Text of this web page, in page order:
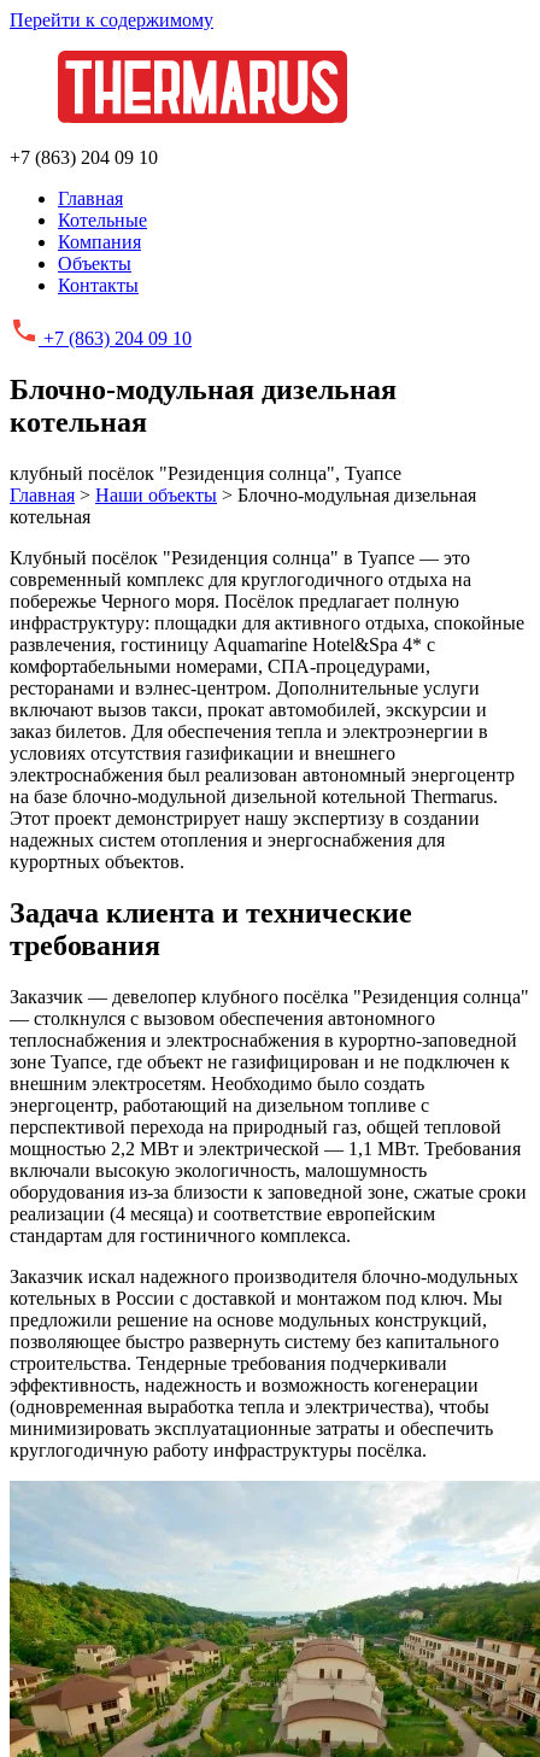
Перейти к содержимому
+7 (863) 204 09 10
Главная
Котельные
Компания
Объекты
Контакты
+7 (863) 204 09 10
Блочно-модульная дизельная
котельная
клубный посёлок "Резиденция солнца", Туапсе
Главная > Наши объекты > Блочно-модульная дизельная
котельная
Клубный посёлок "Резиденция солнца" в Туапсе — это
современный комплекс для круглогодичного отдыха на
побережье Черного моря. Посёлок предлагает полную
инфраструктуру: площадки для активного отдыха, спокойные
развлечения, гостиницу Aquamarine Hotel&Spa 4* с
комфортабельными номерами, СПА-процедурами,
ресторанами и вэлнес-центром. Дополнительные услуги
включают вызов такси, прокат автомобилей, экскурсии и
заказ билетов. Для обеспечения тепла и электроэнергии в
условиях отсутствия газификации и внешнего
электроснабжения был реализован автономный энергоцентр
на базе блочно-модульной дизельной котельной Thermarus.
Этот проект демонстрирует нашу экспертизу в создании
надежных систем отопления и энергоснабжения для
курортных объектов.
Задача клиента и технические
требования
Заказчик — девелопер клубного посёлка "Резиденция солнца"
— столкнулся с вызовом обеспечения автономного
теплоснабжения и электроснабжения в курортно-заповедной
зоне Туапсе, где объект не газифицирован и не подключен к
внешним электросетям. Необходимо было создать
энергоцентр, работающий на дизельном топливе с
перспективой перехода на природный газ, общей тепловой
мощностью 2,2 МВт и электрической — 1,1 МВт. Требования
включали высокую экологичность, малошумность
оборудования из-за близости к заповедной зоне, сжатые сроки
реализации (4 месяца) и соответствие европейским
стандартам для гостиничного комплекса.
Заказчик искал надежного производителя блочно-модульных
котельных в России с доставкой и монтажом под ключ. Мы
предложили решение на основе модульных конструкций,
позволяющее быстро развернуть систему без капитального
строительства. Тендерные требования подчеркивали
эффективность, надежность и возможность когенерации
(одновременная выработка тепла и электричества), чтобы
минимизировать эксплуатационные затраты и обеспечить
круглогодичную работу инфраструктуры посёлка.